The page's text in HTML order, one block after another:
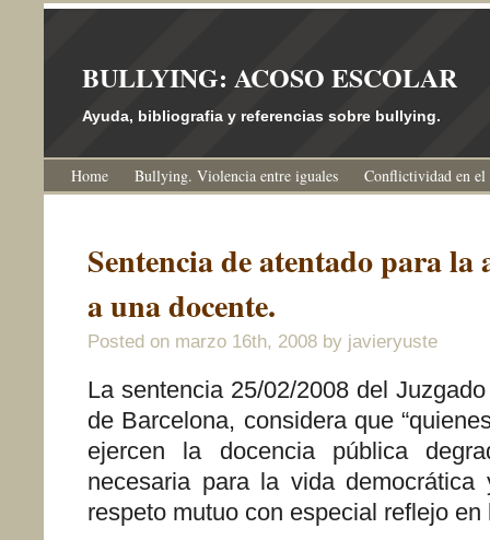
BULLYING: ACOSO ESCOLAR
Ayuda, bibliografia y referencias sobre bullying.
Home Bullying. Violencia entre iguales Conflictividad en
Sentencia de atentado para la
a una docente.
Posted on marzo 16th, 2008 by javieryuste
La sentencia 25/02/2008 del
de Barcelona, considera que
ejercen la docencia pública
necesaria para la vida
respeto mutuo con especial reflejo en